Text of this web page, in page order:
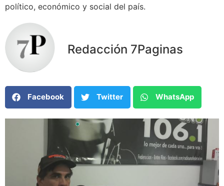
político, económico y social del país.
Redacción 7Paginas
Facebook Twitter WhatsApp